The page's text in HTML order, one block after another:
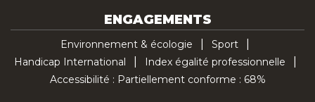
ENGAGEMENTS
Environnement & écologie
Sport
Handicap International
Index égalité professionnelle
Accessibilité : Partiellement conforme : 68%